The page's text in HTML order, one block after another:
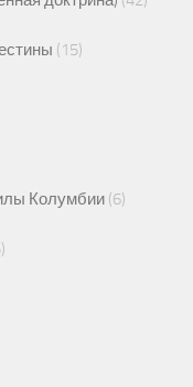
(15)
Колумбии (6)